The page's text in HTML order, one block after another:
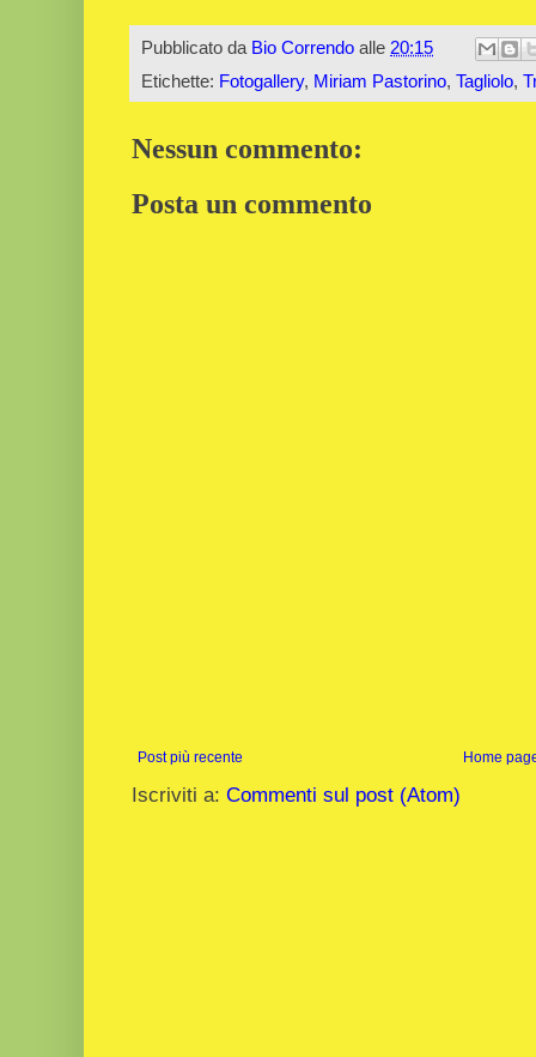
Pubblicato da Bio Correndo alle 20:15
Etichette: Fotogallery, Miriam Pastorino, Tagliolo,
Nessun commento:
Posta un commento
Post più recente Home
Iscriviti a: Commenti sul post (Atom)